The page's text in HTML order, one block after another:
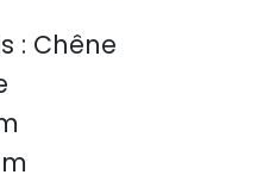
: Chêne